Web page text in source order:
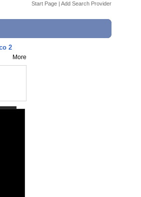
Start Page | Add Search Provider
2
More